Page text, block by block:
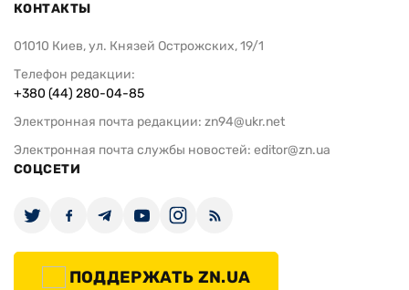
КОНТАКТЫ
01010 Киев, ул. Князей Острожских, 19/1
Телефон редакции:
+380 (44) 280-04-85
Электронная почта редакции: zn94@ukr.net
Электронная почта службы новостей: editor@zn.ua
СОЦСЕТИ
ПОДДЕРЖАТЬ ZN.UA